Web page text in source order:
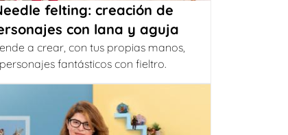
felting: creación de
con lana y aguja
a crear, con tus propias manos,
personajes fantásticos con fieltro.